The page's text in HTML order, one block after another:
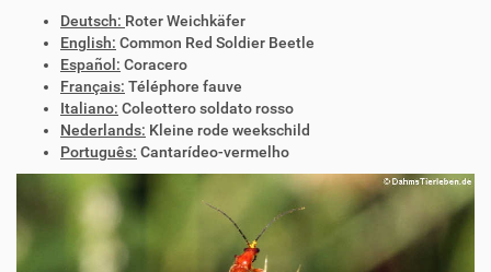
Deutsch: Roter Weichkäfer
English: Common Red Soldier Beetle
Español: Coracero
Français: Téléphore fauve
Italiano: Coleottero soldato rosso
Nederlands: Kleine rode weekschild
Português: Cantarídeo-vermelho